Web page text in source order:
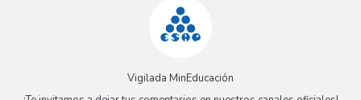
Vigilada MinEducación